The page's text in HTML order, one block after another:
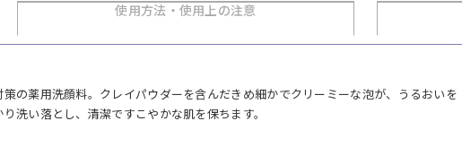
使用方法・ 使用上の注意
の薬用洗顔料。クレイパウダーを含んだきめ細かでクリーミーな泡が、うるおいを
洗い落とし、清潔ですこやかな肌を保ちます。